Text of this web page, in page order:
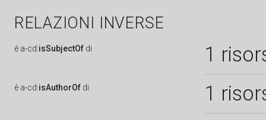
RELAZIONI INVERSE
è a-cd:isSubjectOf di 1
è a-cd:isAuthorOf di 1